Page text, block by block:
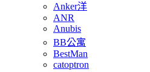
Anker洋
ANR
Anubis
BB公寓
BestMan
catoptron